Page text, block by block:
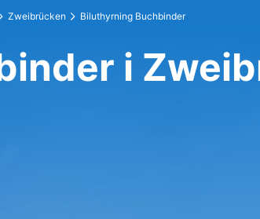
Zweibrücken Biluthyrning Buchbinder
i